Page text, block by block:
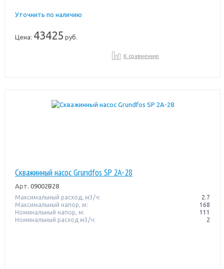
Уточнить по наличию
Цена: 43425 руб.
К сравнению
Скважинный насос Grundfos SP 2A-28
Арт. 09002B28
Максимальный расход, м3/ч:
2.7
Максимальный напор, м:
168
Номинальный напор, м:
111
Номинальный расход м3/ч:
2